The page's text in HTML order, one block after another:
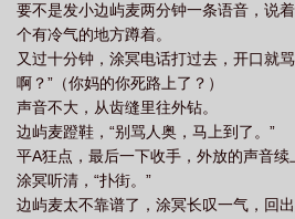
要不是发小边屿麦两分钟一条语音，说
个有冷气的地方蹲着。
又过十分钟，涂冥电话打过去，开口就
啊？”（你妈的你死路上了？）
声音不大，从齿缝里往外钻。
边屿麦蹬鞋，“别骂人奥，马上到了。”
平A狂点，最后一下收手，外放的声音续
涂冥听清，“扑街。”
边屿麦太不靠谱了，涂冥长叹一气，回